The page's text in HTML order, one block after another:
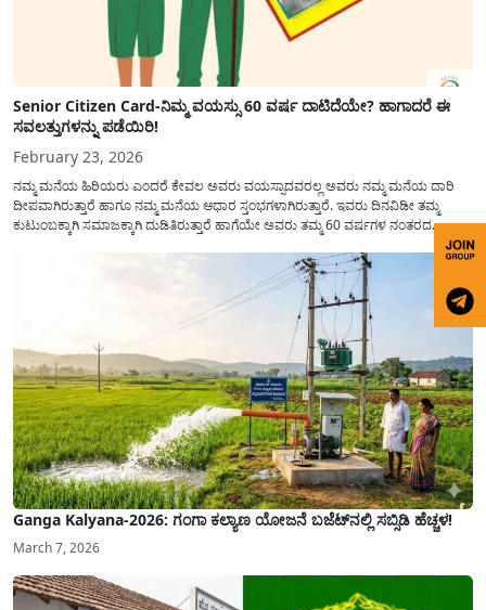
Senior Citizen Card-ನಿಮ್ಮ ವಯಸ್ಸು 60 ವರ್ಷ ದಾಟಿದೆಯೇ? ಹಾಗಾದರೆ ಈ
ಸವಲತ್ತುಗಳನ್ನು ಪಡೆಯಿರಿ!
February 23, 2026
ನಮ್ಮ ಮನೆಯ ಹಿರಿಯರು ಎಂದರೆ ಕೇವಲ ಅವರು ವಯಸ್ಸಾದವರಲ್ಲ ಅವರು ನಮ್ಮ ಮನೆಯ ದಾರಿ
ದೀಪವಾಗಿರುತ್ತಾರೆ ಹಾಗೂ ನಮ್ಮ ಮನೆಯ ಆಧಾರ ಸ್ತಂಭಗಳಾಗಿರುತ್ತಾರೆ. ಇವರು ದಿನವಿಡೀ ತಮ್ಮ
ಕುಟುಂಬಕ್ಕಾಗಿ ಸಮಾಜಕ್ಕಾಗಿ ದುಡಿತಿರುತ್ತಾರೆ ಹಾಗೆಯೇ ಅವರು ತಮ್ಮ 60 ವರ್ಷಗಳ ನಂತರದ
ಜೀವನವನ್ನು ನೆಮ್ಮದಿಯಿಂದ ಕಳೆಯಬೇಕೆಂಬುದು ಪ್ರತಿಯೊಬ್ಬರ ಕನಸಾಗಿರುತ್ತದೆ ಆದ್ದರಿಂದ ಸರ್ಕಾರವು
Ganga Kalyana-2026: ಗಂಗಾ ಕಲ್ಯಾಣ ಯೋಜನೆ ಬಜೆಟ್‌ನಲ್ಲಿ ಸಬ್ಸಿಡಿ ಹೆಚ್ಚಳ!
March 7, 2026